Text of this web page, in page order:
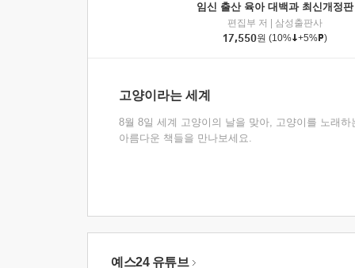
임신 출산 육아 대백과 최신개정판
편집부 저
삼성출판사
17,550원 (10% +5% )
고양이라는 세계
8월 8일 세계 고양이의 날을 맞아, 고양이를 노래하
아름다운 책들을 만나보세요.
예스24 유튜브